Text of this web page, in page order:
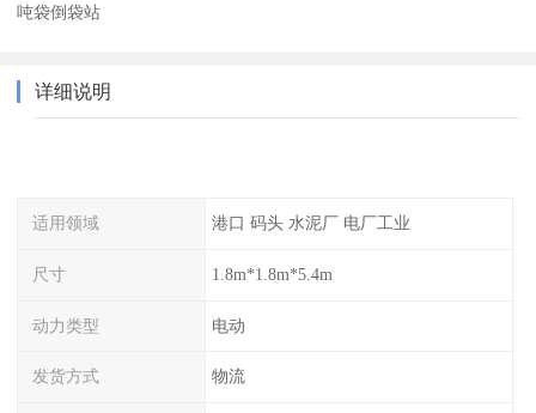
吨袋倒袋站
详细说明
适用领域 港口 码头 水泥厂 电厂工业
尺寸 1.8m*1.8m*5.4m
动力类型 电动
发货方式 物流